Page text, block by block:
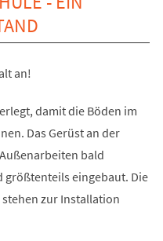
an!
damit die Böden im
Das Gerüst an der
bald
größtenteils eingebaut. Die
zur Installation